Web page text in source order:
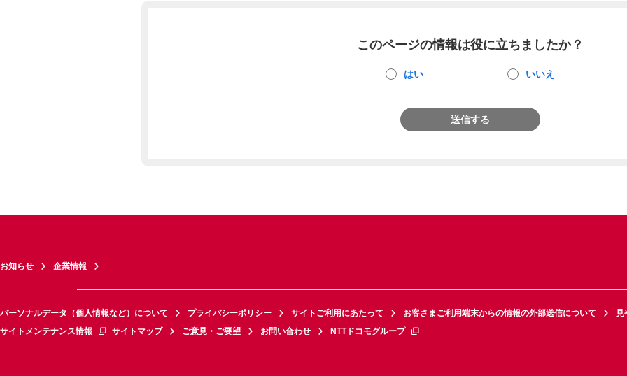
このページの情報は役に立ちましたか？
はい いいえ
送信する
お知らせ 企業情報
パーソナルデータ（個人情報など）について プライバシーポリシー サイトご利用にあたって お客さまご利用端末からの情報の外部送信について
見
サイトメンテナンス情報
サイトマップ ご意見・ご要望 お問い合わせ NTTドコモグループ